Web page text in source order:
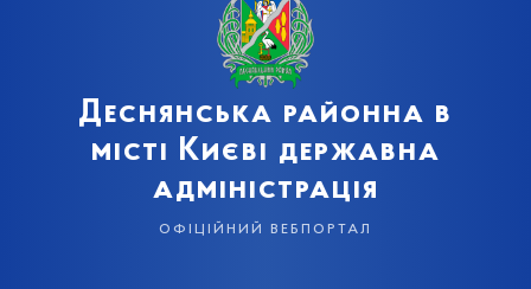
Деснянська районна в
місті Києві державна
адміністрація
офіційний вебпортал